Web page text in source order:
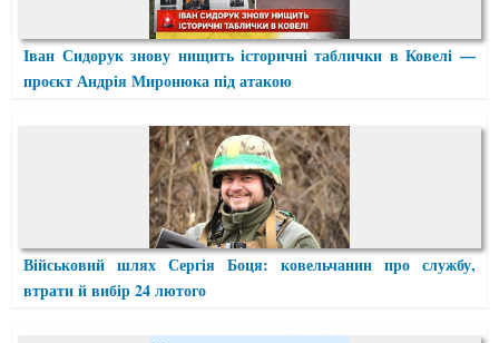
Іван Сидорук знову нищить історичні таблички в Ковелі —
проєкт Андрія Миронюка під атакою
Військовий шлях Сергія Боця: ковельчанин про службу,
втрати й вибір 24 лютого